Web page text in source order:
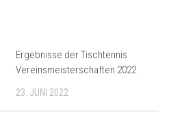
Ergebnisse der Tischtennis
Vereinsmeisterschaften 2022
23. JUNI 2022